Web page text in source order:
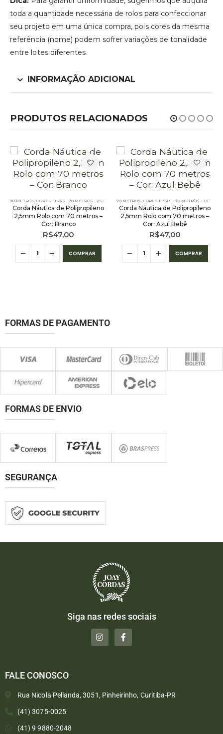
toda a quantidade necessária de rolos para confeccionar
seu projeto em uma única compra, pois cores da mesma
referência (nome) podem sofrer variações de tonalidade
entre lotes diferentes.
INFORMAÇÃO ADICIONAL
PRODUTOS RELACIONADOS
PE - 2,5MM - POLIPROPILENO - 70 METROS
70 METROS, CORES LISAS - 70 METROS - 2,5MM PE - 2,5MM - POLIPROPILENO - 70 METROS
Corda Náutica de Polipropileno
2,5mm Rolo com 70 metros –
Cor: Branco
R$47,00
COMPRAR
70 METROS, CORES LISAS - 70 METROS - 2,5MM
Corda Náutica de Polipropileno
2,5mm Rolo com 70 metros –
Cor: Azul Bebê
R$47,00
COMPRAR
FORMAS DE PAGAMENTO
FORMAS DE ENVIO
SEGURANÇA
Siga nas redes sociais
FALE CONOSCO
Rua Nicola Pellanda, 3051, Pinheirinho, Curitiba-PR
(41) 3075-0025
(41) 9 9880-2048